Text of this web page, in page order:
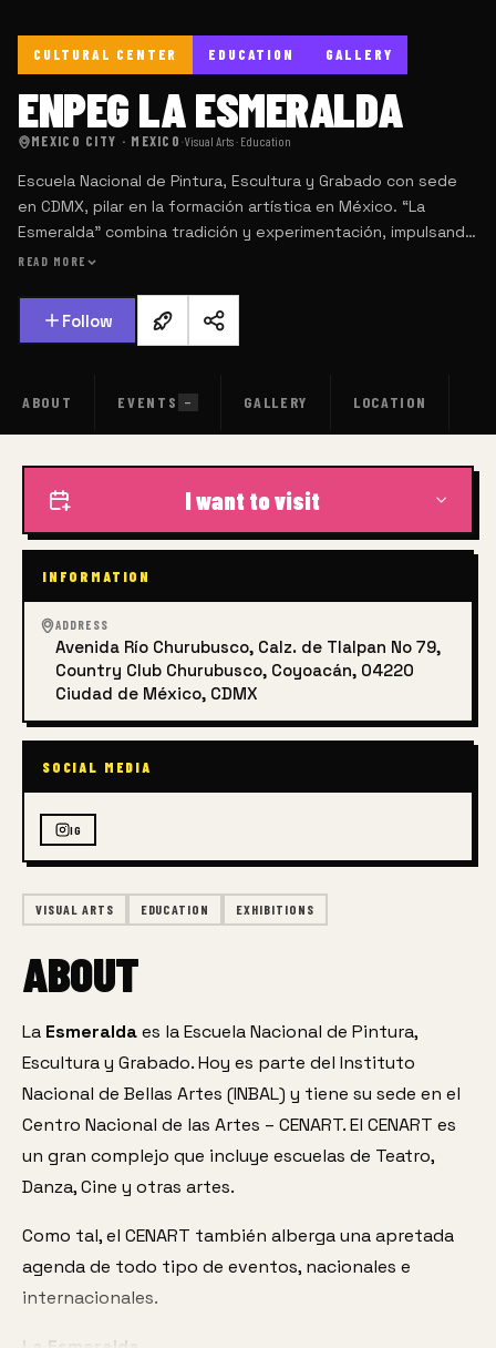
CULTURAL CENTER EDUCATION GALLERY
ENPEG LA ESMERALDA
MEXICO CITY · MEXICO·Visual Arts · Education
Escuela Nacional de Pintura, Escultura y Grabado con sede
en CDMX, pilar en la formación artística en México. “La
Esmeralda” combina tradición y experimentación, impulsando
nuevas generaciones de artistas con pensamiento crítico y
READ MORE
Follow
ABOUT EVENTS — GALLERY LOCATION
VISUAL ARTS EDUCATION EXHIBITIONS
ABOUT
La Esmeralda es la Escuela Nacional de Pintura,
Escultura y Grabado. Hoy es parte del Instituto
Nacional de Bellas Artes (INBAL) y tiene su sede en el
Centro Nacional de las Artes – CENART. El CENART es
un gran complejo que incluye escuelas de Teatro,
Danza, Cine y otras artes.
Como tal, el CENART también alberga una apretada
agenda de todo tipo de eventos, nacionales e
internacionales.
I want to visit
INFORMATION
ADDRESS
Avenida Río Churubusco, Calz. de Tlalpan No 79,
Country Club Churubusco, Coyoacán, 04220
Ciudad de México, CDMX
SOCIAL MEDIA
IG